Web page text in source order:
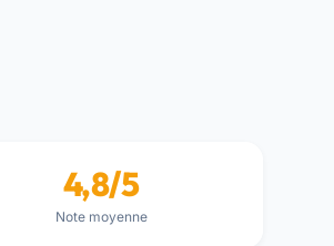
4,8/5
Note moyenne